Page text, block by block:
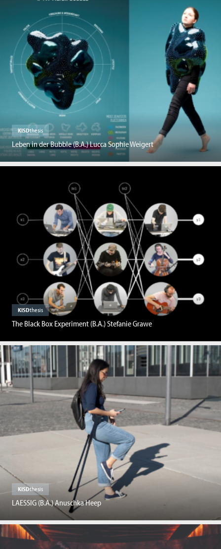
KISDthesis
Leben in der Bubble (B.A.) Lucca Sophie Weigert
KISDthesis
The Black Box Experiment (B.A.) Stefanie Grawe
KISDthesis
LAESSIG (B.A.) Anuschka Heep